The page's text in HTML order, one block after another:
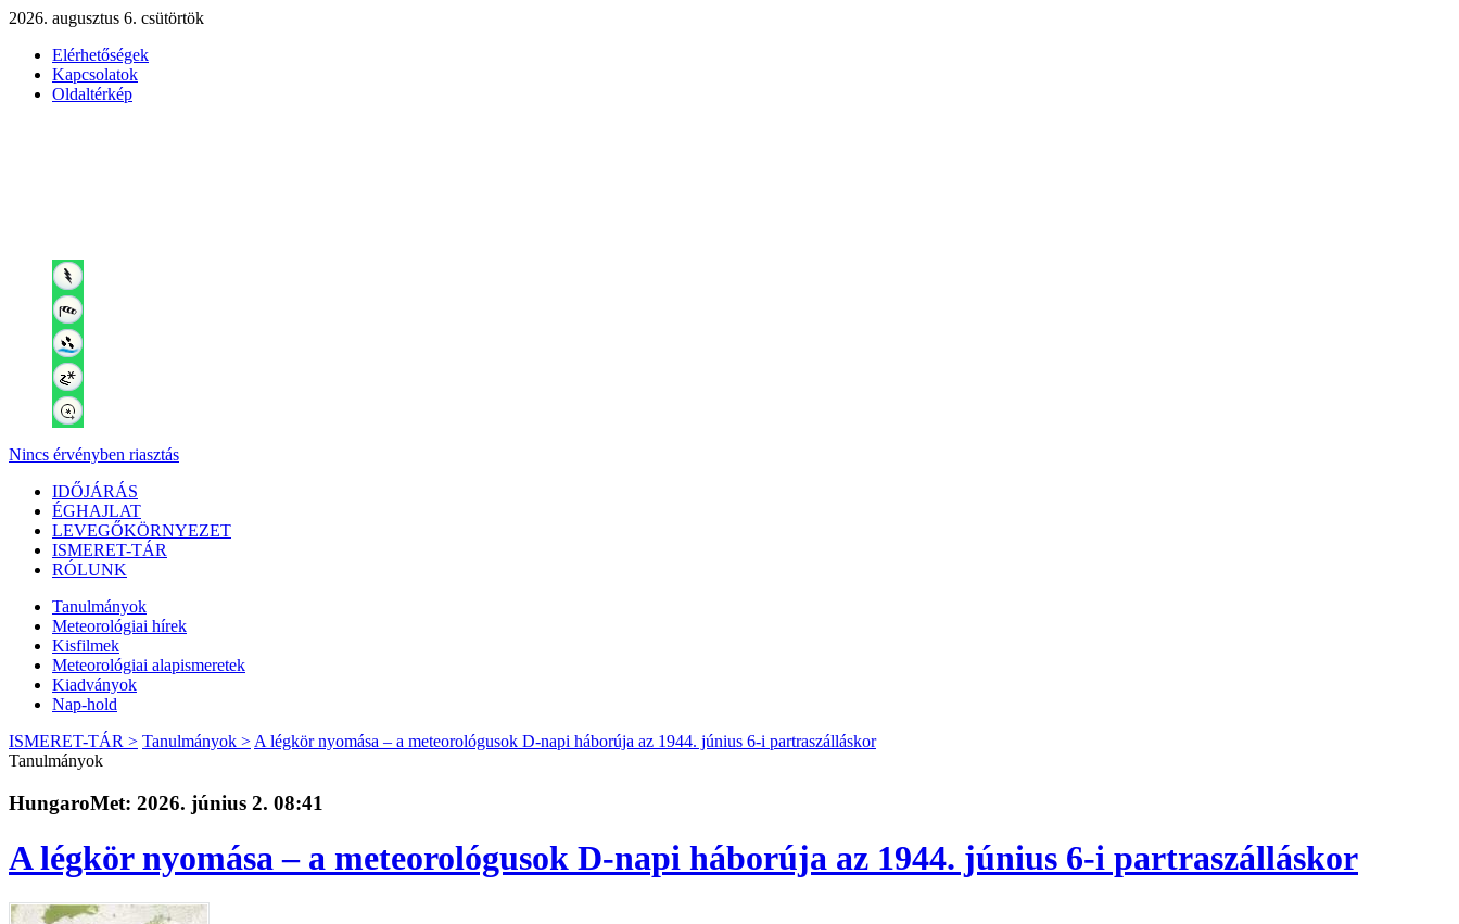
2026. augusztus 6. csütörtök
Elérhetőségek
Kapcsolatok
Oldaltérkép
Nincs érvényben riasztás
IDŐJÁRÁS
ÉGHAJLAT
LEVEGŐKÖRNYEZET
ISMERET-TÁR
RÓLUNK
Tanulmányok
Meteorológiai hírek
Kisfilmek
Meteorológiai alapismeretek
Kiadványok
Nap-hold
ISMERET-TÁR > Tanulmányok > A légkör nyomása – a meteorológusok D-napi háborúja az 1944. június 6-i partraszálláskor
Tanulmányok
HungaroMet: 2026. június 2. 08:41
A légkör nyomása – a meteorológusok D-napi háborúja az 1944. június 6-i partraszálláskor